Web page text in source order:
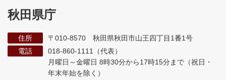
秋田県庁
住所
〒010-8570 秋田県秋田市山王四丁目1番1号
電話
018-860-1111（代表）
月曜日～金曜日 8時30分から17時15分まで （祝日・
年末年始を除く）